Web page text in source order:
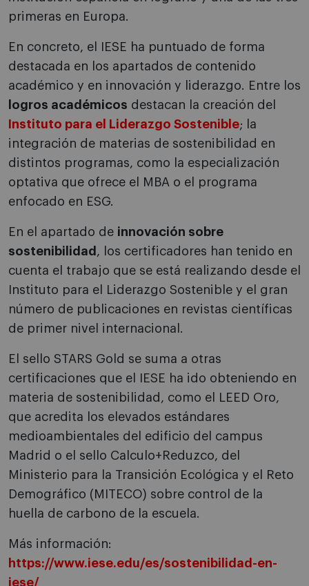
primeras en Europa.
En concreto, el IESE ha puntuado de forma
destacada en los apartados de contenido
académico y en innovación y liderazgo. Entre los
logros académicos destacan la creación del
Instituto para el Liderazgo Sostenible; la
integración de materias de sostenibilidad en
distintos programas, como la especialización
optativa que ofrece el MBA o el programa
enfocado en ESG.
En el apartado de innovación sobre
sostenibilidad , los certificadores han tenido en
cuenta el trabajo que se está realizando desde el
Instituto para el Liderazgo Sostenible y el gran
número de publicaciones en revistas científicas
de primer nivel internacional.
El sello STARS Gold se suma a otras
certificaciones que el IESE ha ido obteniendo en
materia de sostenibilidad, como el LEED Oro,
que acredita los elevados estándares
medioambientales del edificio del campus
Madrid o el sello Calculo+Reduzco, del
Ministerio para la Transición Ecológica y el Reto
Demográfico (MITECO) sobre control de la
huella de carbono de la escuela.
Más información:
https://www.iese.edu/es/sostenibilidad-en-
iese/